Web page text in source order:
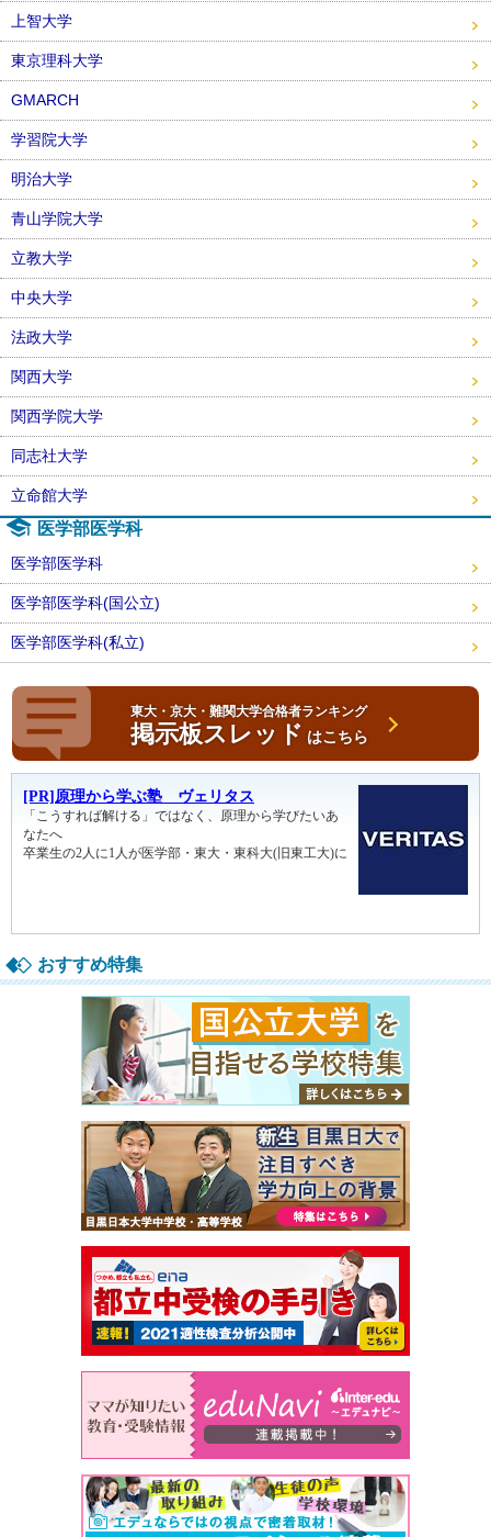
上智大学
東京理科大学
GMARCH
学習院大学
明治大学
青山学院大学
立教大学
中央大学
法政大学
関西大学
関西学院大学
同志社大学
立命館大学
医学部医学科
医学部医学科
医学部医学科(国公立)
医学部医学科(私立)
東大・京大・難関大学合格者ランキング
掲示板スレッド はこちら
おすすめ特集